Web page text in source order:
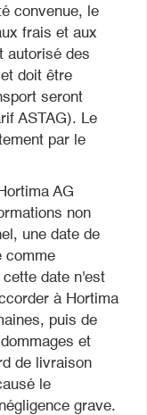
convenue, le
frais et aux
autorisé des
doit être
seront
ASTAG). Le
par le
AG
non
une date de
comme
date n'est
à Hortima
puis de
et
de livraison
le
grave.